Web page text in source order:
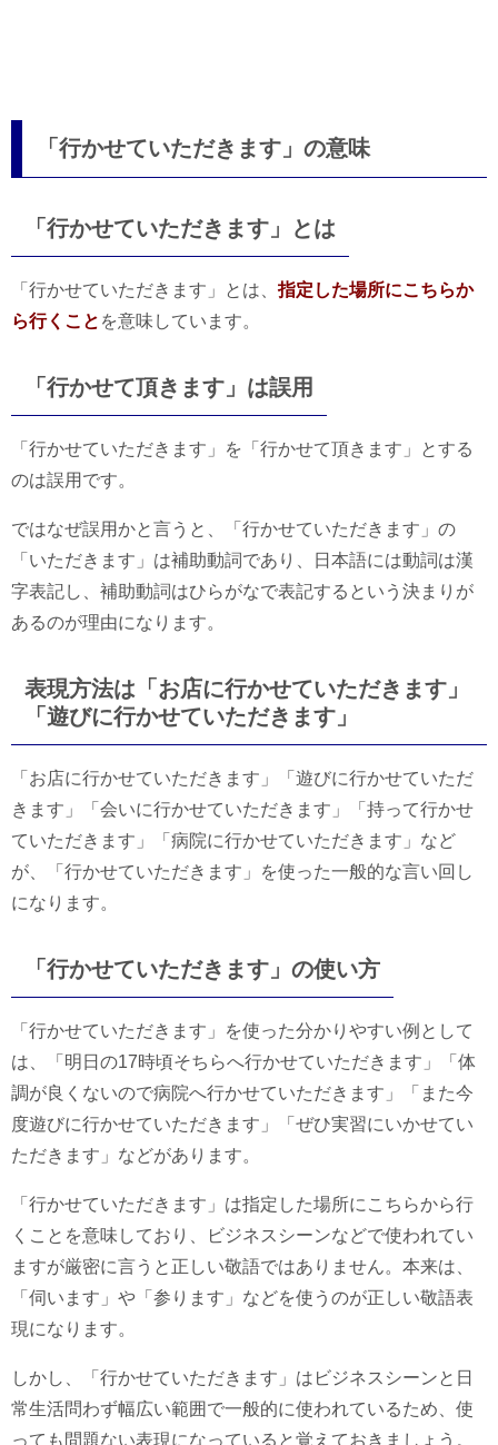
「行かせていただきます」の意味
「行かせていただきます」とは
「行かせていただきます」とは、指定した場所にこちらか
ら行くこと を意味しています。
「行かせて頂きます」は誤用
「行かせていただきます」を「行かせて頂きます」とする
のは誤用です。
ではなぜ誤用かと言うと、「行かせていただきます」の
「いただきます」は補助動詞であり、日本語には動詞は漢
字表記し、補助動詞はひらがなで表記するという決まりが
あるのが理由になります。
表現方法は「お店に行かせていただきます」
「遊びに行かせていただきます」
「お店に行かせていただきます」「遊びに行かせていただ
きます」「会いに行かせていただきます」「持って行かせ
ていただきます」「病院に行かせていただきます」など
が、「行かせていただきます」を使った一般的な言い回し
になります。
「行かせていただきます」の使い方
「行かせていただきます」を使った分かりやすい例として
は、「明日の17時頃そちらへ行かせていただきます」「体
調が良くないので病院へ行かせていただきます」「また今
度遊びに行かせていただきます」「ぜひ実習にいかせてい
ただきます」などがあります。
「行かせていただきます」は指定した場所にこちらから行
くことを意味しており、ビジネスシーンなどで使われてい
ますが厳密に言うと正しい敬語ではありません。本来は、
「伺います」や「参ります」などを使うのが正しい敬語表
現になります。
しかし、「行かせていただきます」はビジネスシーンと日
常生活問わず幅広い範囲で一般的に使われているため、使
っても問題ない表現になっていると覚えておきましょう。